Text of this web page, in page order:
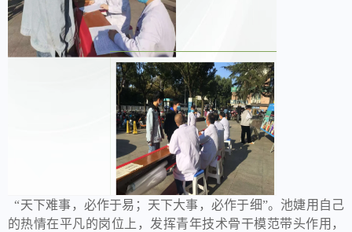
“天下难事，必作于易；天下大事，必作于细”。池婕用自己
的热情在平凡的岗位上，发挥青年技术骨干模范带头作用，